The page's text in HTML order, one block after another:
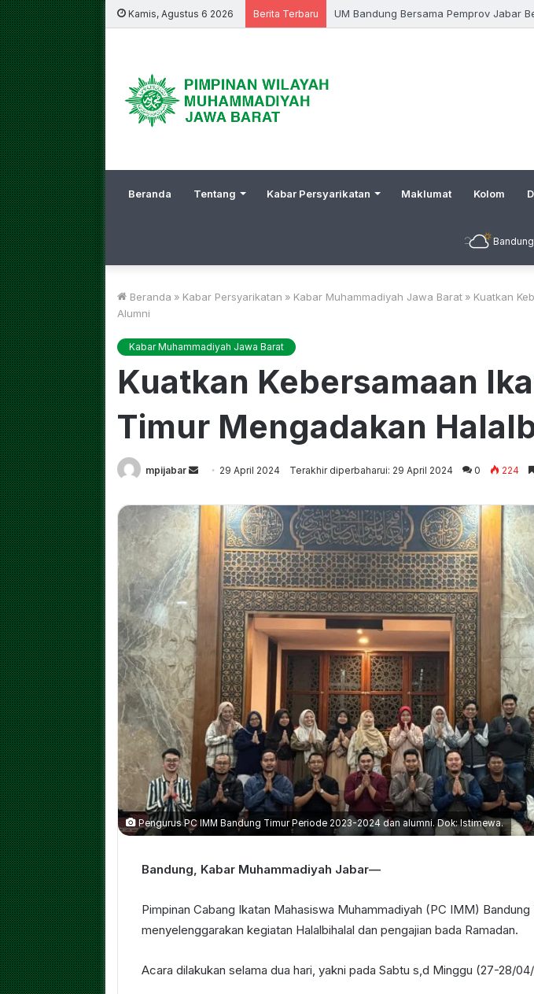
Kamis, Agustus 6 2026 Berita Terbaru Kuliah di Ekonomi Syariah UM
Beranda Tentang Kabar Persyarikatan Maklumat Kolom
Bandung
Beranda » Kabar Persyarikatan » Kabar Muhammadiyah Jawa Barat » Kuatkan
Alumni
Kabar Muhammadiyah Jawa Barat
Kuatkan Kebersamaan
Timur Mengadakan
mpijabar
Send
email
29 April 2024 Terakhir diperbaharui: 29 April 2024 0 224
Pengurus PC IMM Bandung Timur Periode 2023-2024 dan alumni. Dok: Istimewa.
Bandung, Kabar Muhammadiyah Jabar—
Pimpinan Cabang Ikatan Mahasiswa Muhammadiyah (PC IMM) Bandung
menyelenggarakan kegiatan Halalbihalal dan pengajian bada Ramadan.
Acara dilakukan selama dua hari, yakni pada Sabtu s,d Minggu (27-28/